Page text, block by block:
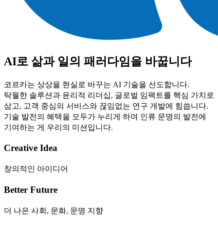
AI로 삶과 일의 패러다임을 바꿉니다
코르카는 상상을 현실로 바꾸는 AI 기술을 선도합니다.
탁월한 솔루션과 윤리적 리더십, 글로벌 임팩트를 핵심 가치로
삼고, 고객 중심의 서비스와 끊임없는 연구 개발에 힘씁니다.
기술 발전의 혜택을 모두가 누리게 하여 인류 문명의 발전에
기여하는 게 우리의 미션입니다.
Creative Idea
창의적인 아이디어
Better Future
더 나은 사회, 문화, 문명 지향